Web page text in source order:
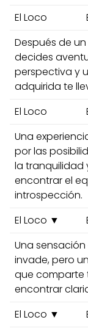
El Loco
Después de
decides
perspectiva y
adquirida te
El Loco
Una
por las
la tranquilidad
encontrar el
introspección.
El Loco ▼
Una
invade, pero
que comparte
encontrar
El Loco ▼